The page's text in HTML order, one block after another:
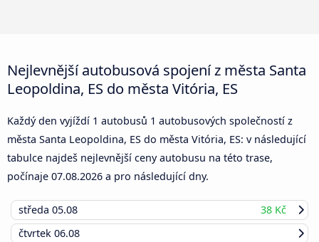
Nejlevnější autobusová spojení z města Santa
Leopoldina, ES do města Vitória, ES
Každý den vyjíždí 1 autobusů 1 autobusových společností z
města Santa Leopoldina, ES do města Vitória, ES: v následující
tabulce najdeš nejlevnější ceny autobusu na této trase,
počínaje 07.08.2026 a pro následující dny.
středa 05.08
38 Kč
čtvrtek 06.08